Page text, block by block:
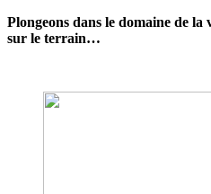
Plongeons dans le domaine de
sur le terrain…